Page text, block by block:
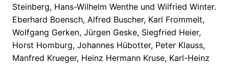
Steinberg, Hans-Wilhelm Wenthe und Wilfried Winter.
Eberhard Boensch, Alfred Buscher, Karl Frommelt,
Wolfgang Gerken, Jürgen Geske, Siegfried Heier,
Horst Homburg, Johannes Hübotter, Peter Klauss,
Manfred Krueger, Heinz Hermann Kruse, Karl-Heinz